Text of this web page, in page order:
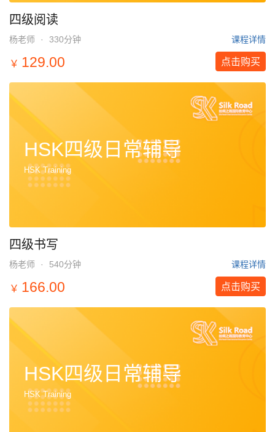
四级阅读
杨老师 · 330分钟 课程详情
￥ 129.00 点击购买
HSK四级日常辅导
HSK Training
四级书写
杨老师 · 540分钟 课程详情
￥ 166.00 点击购买
HSK四级日常辅导
HSK Training